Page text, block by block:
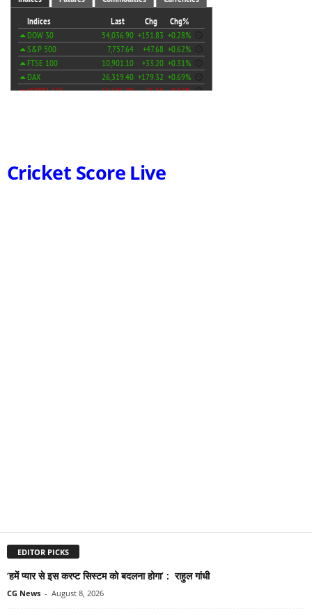
Cricket Score Live
EDITOR PICKS
‘हमें प्यार से इस करप्ट सिस्टम को बदलना होगा’ : राहुल गांधी
CG News - August 8, 2026